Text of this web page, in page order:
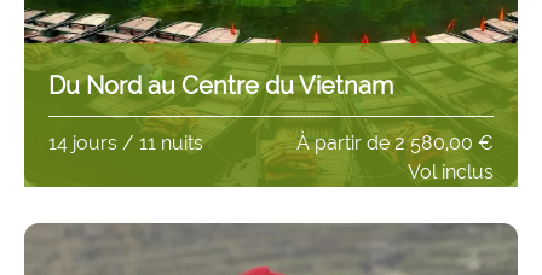
Du Nord au Centre du Vietnam
14 jours / 11 nuits
Vol inclus
À partir de2 580,00 €